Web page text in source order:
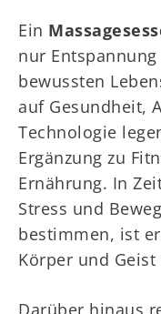
Ein
nur
bewussten
auf Gesundheit,
Technologie
Ergänzung zu
Ernährung. In
Stress und
bestimmen, ist
Körper und
Darüber hinaus